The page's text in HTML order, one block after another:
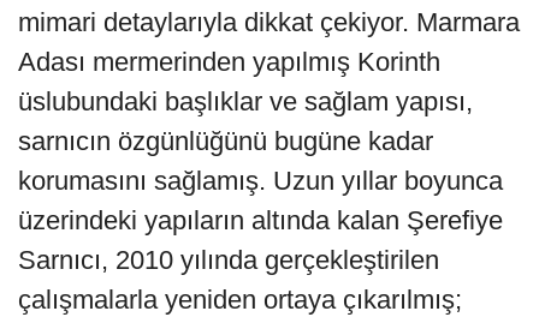
mimari detaylarıyla dikkat çekiyor. Marmara
Adası mermerinden yapılmış Korinth
üslubundaki başlıklar ve sağlam yapısı,
sarnıcın özgünlüğünü bugüne kadar
korumasını sağlamış. Uzun yıllar boyunca
üzerindeki yapıların altında kalan Şerefiye
Sarnıcı, 2010 yılında gerçekleştirilen
çalışmalarla yeniden ortaya çıkarılmış;